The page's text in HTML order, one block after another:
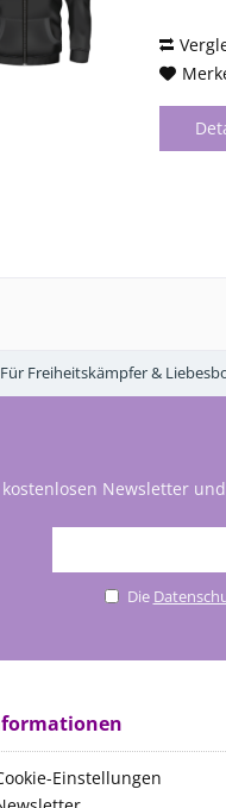
Für Freiheitskämpfer &
Newsletter
Die
Einstellungen